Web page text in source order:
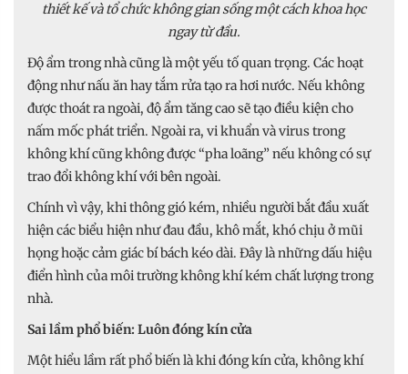
thiết kế và tổ chức không gian sống một cách khoa học
ngay từ đầu.
Độ ẩm trong nhà cũng là một yếu tố quan trọng. Các hoạt
động như nấu ăn hay tắm rửa tạo ra hơi nước. Nếu không
được thoát ra ngoài, độ ẩm tăng cao sẽ tạo điều kiện cho
nấm mốc phát triển. Ngoài ra, vi khuẩn và virus trong
không khí cũng không được “pha loãng” nếu không có sự
trao đổi không khí với bên ngoài.
Chính vì vậy, khi thông gió kém, nhiều người bắt đầu xuất
hiện các biểu hiện như đau đầu, khô mắt, khó chịu ở mũi
họng hoặc cảm giác bí bách kéo dài. Đây là những dấu hiệu
điển hình của môi trường không khí kém chất lượng trong
nhà.
Sai lầm phổ biến: Luôn đóng kín cửa
Một hiểu lầm rất phổ biến là khi đóng kín cửa, không khí